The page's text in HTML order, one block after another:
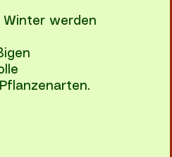
Winter werden